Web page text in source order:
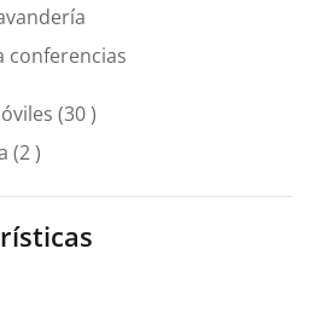
conferencias
(30 )
(2 )